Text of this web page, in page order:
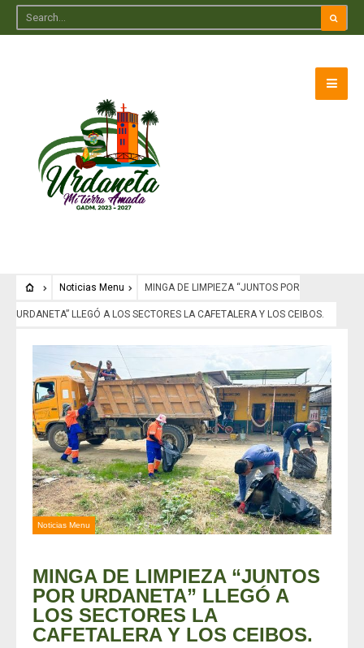
Noticias Menu MINGA DE LIMPIEZA “JUNTOS POR
URDANETA” LLEGÓ A LOS SECTORES LA CAFETALERA Y LOS CEIBOS.
Noticias Menu
MINGA DE LIMPIEZA “JUNTOS
POR URDANETA” LLEGÓ A
LOS SECTORES LA
CAFETALERA Y LOS CEIBOS.